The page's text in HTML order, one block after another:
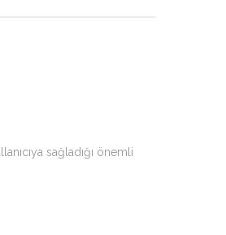
sağladığı önemli